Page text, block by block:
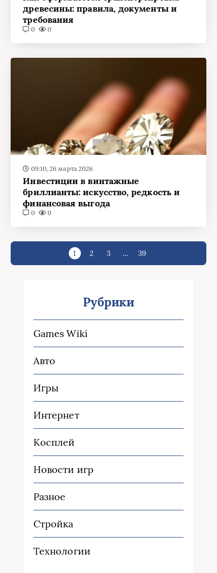
древесины: правила, документы и
требования
0 0
09:10, 26 марта 2026
Инвестиции в винтажные
бриллианты: искусство, редкость и
финансовая выгода
0 0
1 2 3 … 39
Рубрики
Games Wiki
Авто
Игры
Интернет
Косплей
Новости игр
Разное
Стройка
Технологии